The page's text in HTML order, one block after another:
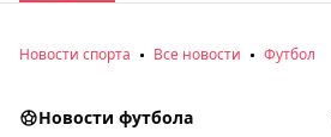
Новости спорта Все новости Футбол
Новости футбола